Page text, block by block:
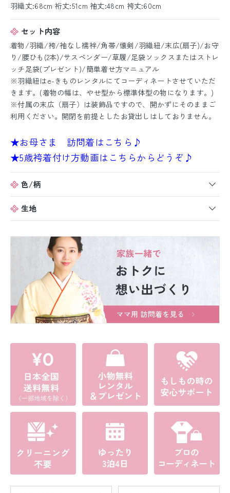
羽織丈:68cm 裄丈:51cm 袖丈:48cm 袴丈:60cm
セット内容
着物/羽織/袴/袖なし襦袢/角帯/懐剣/羽織紐/末広(扇子)/お守
り/腰ひも(2本)/サスペンダー/草履/足袋ソックスまたはストレ
ッチ足袋(プレゼント)/簡単着せ方マニュアル
※羽織紐はe-きものレンタルにてコーディネートさせていただ
きます。(着物の幅は、やせ型から標準体型の物になります。)
※付属の末広（扇子）は装飾品ですので、開かずにそのままご
利用ください。開閉を前提としたお貸出しはしておりません。
★お母さま 訪問着はこちら♪
★5歳袴着付け方動画はこちらからどうぞ♪
色/柄
生地